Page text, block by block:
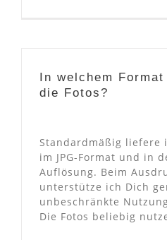
In welchem
die Fotos?
Standardmäßig liefere
im JPG-Format und in
Auflösung. Beim
unterstütze ich Dich
unbeschränkte
Die Fotos beliebig